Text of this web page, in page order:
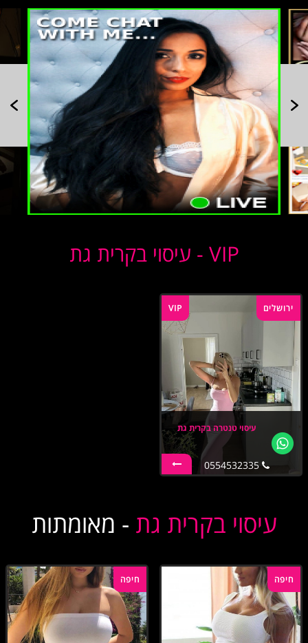
VIP - עיסוי בקרית גת
VIP ירושלים
עיסוי טנטרה בקרית גת
0554532335
עיסוי בקרית גת - מאומתות
חיפה חיפה